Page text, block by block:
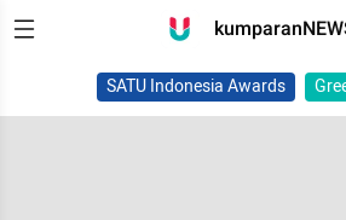
SATU Indonesia Awards